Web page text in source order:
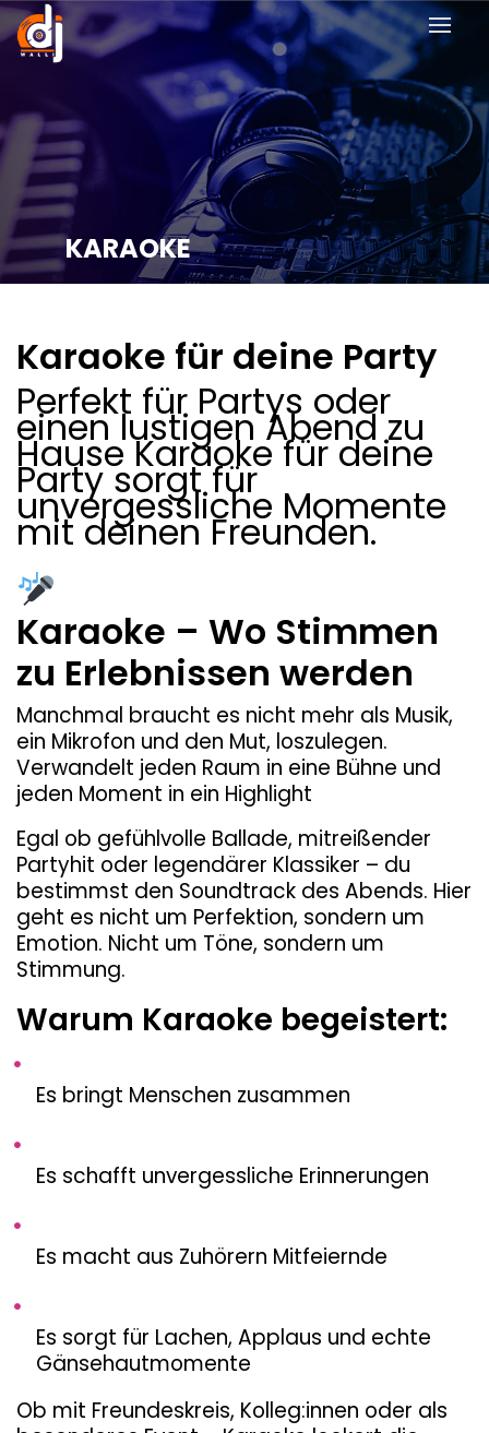
KARAOKE
Karaoke für deine Party
Perfekt für Partys oder
einen lustigen Abend zu
Hause Karaoke für deine
Party sorgt für
unvergessliche Momente
mit deinen Freunden.
Karaoke – Wo Stimmen
zu Erlebnissen werden
Manchmal braucht es nicht mehr als Musik,
ein Mikrofon und den Mut, loszulegen.
Verwandelt jeden Raum in eine Bühne und
jeden Moment in ein Highlight
Egal ob gefühlvolle Ballade, mitreißender
Partyhit oder legendärer Klassiker – du
bestimmst den Soundtrack des Abends. Hier
geht es nicht um Perfektion, sondern um
Emotion. Nicht um Töne, sondern um
Stimmung.
Warum Karaoke begeistert:
Es bringt Menschen zusammen
Es schafft unvergessliche Erinnerungen
Es macht aus Zuhörern Mitfeiernde
Es sorgt für Lachen, Applaus und echte
Gänsehautmomente
Ob mit Freundeskreis, Kolleg:innen oder als